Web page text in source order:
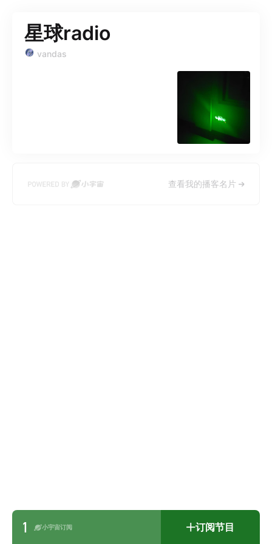
星球radio
vandas
查看我的播客名片
1 小宇宙订阅 订阅节目